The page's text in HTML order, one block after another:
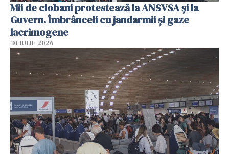
Mii de ciobani protestează la ANSVSA și la
Guvern. Îmbrânceli cu jandarmii și gaze
lacrimogene
30 IULIE 2026